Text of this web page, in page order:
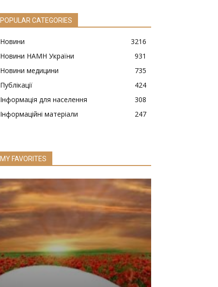
POPULAR CATEGORIES
Новини
3216
Новини НАМН України
931
Новини медицини
735
Публікації
424
Інформація для населення
308
Інформаційні матеріали
247
MY FAVORITES